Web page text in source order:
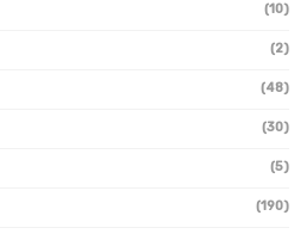
(10)
(2)
(48)
(30)
(5)
(190)